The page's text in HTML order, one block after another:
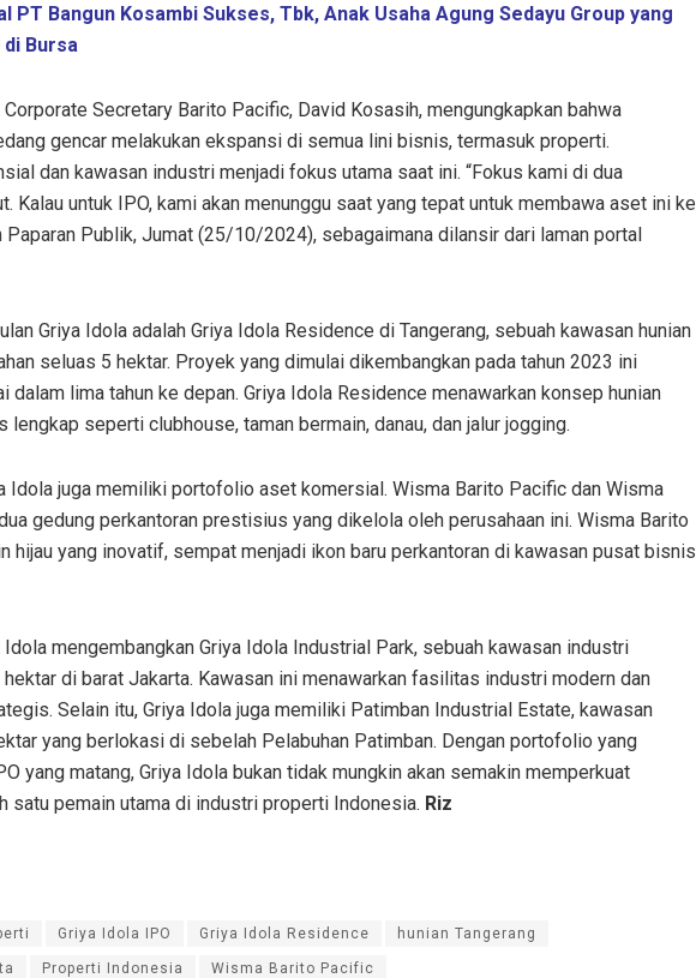
PT Bangun Kosambi Sukses, Tbk, Anak Usaha Agung Sedayu Group yang
Bursa
Secretary Barito Pacific, David Kosasih, mengungkapkan bahwa
gencar melakukan ekspansi di semua lini bisnis, termasuk properti.
dan kawasan industri menjadi fokus utama saat ini. “Fokus kami di dua
Kalau untuk IPO, kami akan menunggu saat yang tepat untuk membawa aset ini ke
Paparan Publik, Jumat (25/10/2024), sebagaimana dilansir dari laman portal
Griya Idola adalah Griya Idola Residence di Tangerang, sebuah kawasan hunian
seluas 5 hektar. Proyek yang dimulai dikembangkan pada tahun 2023 ini
dalam lima tahun ke depan. Griya Idola Residence menawarkan konsep hunian
seperti clubhouse, taman bermain, danau, dan jalur jogging.
Idola juga memiliki portofolio aset komersial. Wisma Barito Pacific dan Wisma
gedung perkantoran prestisius yang dikelola oleh perusahaan ini. Wisma Barito
hijau yang inovatif, sempat menjadi ikon baru perkantoran di kawasan pusat bisnis
mengembangkan Griya Idola Industrial Park, sebuah kawasan industri
di barat Jakarta. Kawasan ini menawarkan fasilitas industri modern dan
Selain itu, Griya Idola juga memiliki Patimban Industrial Estate, kawasan
yang berlokasi di sebelah Pelabuhan Patimban. Dengan portofolio yang
yang matang, Griya Idola bukan tidak mungkin akan semakin memperkuat
satu pemain utama di industri properti Indonesia. Riz
Griya Idola IPO Griya Idola Residence hunian Tangerang
Properti Indonesia Wisma Barito Pacific